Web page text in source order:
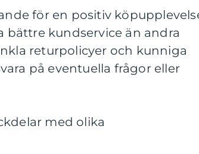
för en positiv
bättre kundservice än andra
returpolicyer och kunniga
på eventuella frågor eller
med olika